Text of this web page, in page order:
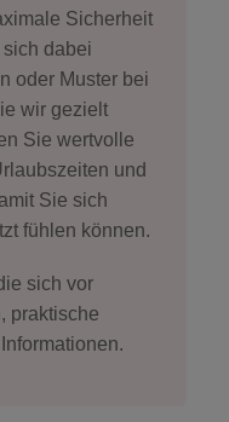
Sicherheit
dabei
oder Muster bei
wir gezielt
Sie wertvolle
und
Sie sich
fühlen können.
sich vor
praktische